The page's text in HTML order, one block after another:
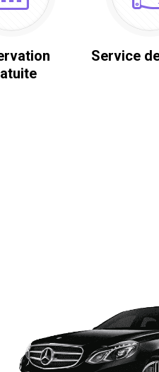
Service